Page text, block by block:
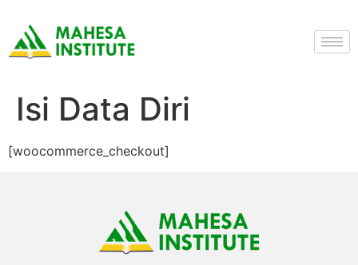
Isi Data Diri
[woocommerce_checkout]